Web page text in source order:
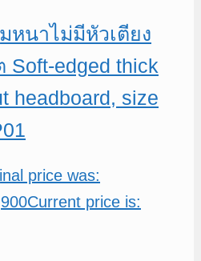
หนาไม่มีหัวเตียง
edged thick
headboard, size
price was:
Current price is: